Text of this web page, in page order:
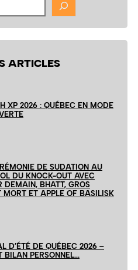
ARTICLES
XP 2026 : QUÉBEC EN MODE
DE SUDATION AU
DU KNOCK-OUT AVEC
DEMAIN, BHATT, GROS
MORT ET APPLE OF BASILISK
D’ÉTÉ DE QUÉBEC 2026 –
BILAN PERSONNEL…